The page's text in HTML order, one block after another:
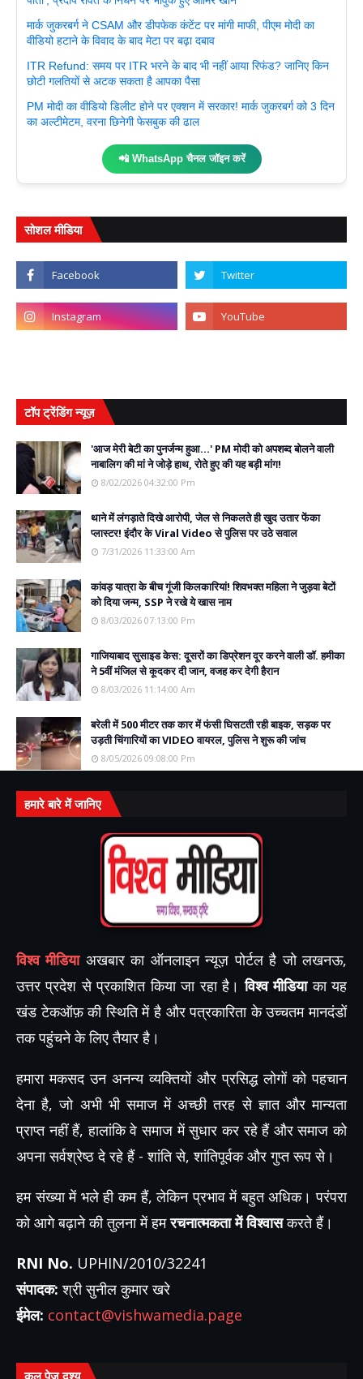
मार्क जुकरबर्ग ने CSAM और डीपफेक कंटेंट पर मांगी माफी, पीएम मोदी का
वीडियो हटाने के विवाद के बाद मेटा पर बढ़ा दबाव
ITR Refund: समय पर ITR भरने के बाद भी नहीं आया रिफंड? जानिए किन
छोटी गलतियों से अटक सकता है आपका पैसा
PM मोदी का वीडियो डिलीट होने पर एक्शन में सरकार! मार्क जुकरबर्ग को 3 दिन
का अल्टीमेटम, वरना छिनेगी फेसबुक की ढाल
📲 WhatsApp चैनल जॉइन करें
सोशल मीडिया
टॉप ट्रेंडिंग न्यूज़
'आज मेरी बेटी का पुनर्जन्म हुआ...' PM मोदी को अपशब्द बोलने वाली
नाबालिग की मां ने जोड़े हाथ, रोते हुए की यह बड़ी मांग!
8/02/2026 04:32:00 Pm
थाने में लंगड़ाते दिखे आरोपी, जेल से निकलते ही खुद उतार फेंका
प्लास्टर! इंदौर के Viral Video से पुलिस पर उठे सवाल
7/31/2026 11:33:00 Am
कांवड़ यात्रा के बीच गूंजी किलकारियां! शिवभक्त महिला ने जुड़वा बेटों
को दिया जन्म, SSP ने रखे ये खास नाम
8/03/2026 07:13:00 Pm
गाजियाबाद सुसाइड केस: दूसरों का डिप्रेशन दूर करने वाली डॉ. हमीका
ने 5वीं मंजिल से कूदकर दी जान, वजह कर देगी हैरान
8/03/2026 11:14:00 Am
बरेली में 500 मीटर तक कार में फंसी घिसटती रही बाइक, सड़क पर
उड़ती चिंगारियों का VIDEO वायरल, पुलिस ने शुरू की जांच
8/05/2026 09:08:00 Pm
हमारे बारे में जानिए
विश्व मीडियाअखबार का ऑनलाइन न्यूज़ पोर्टल है जो लखनऊ,
उत्तर प्रदेश से प्रकाशित किया जा रहा है।विश्व मीडियाका यह
खंड टेकऑफ़ की स्थिति में है और पत्रकारिता के उच्चतम मानदंडों
तक पहुंचने के लिए तैयार है।
हमारा मकसद उन अनन्य व्यक्तियों और प्रसिद्ध लोगों को पहचान
देना है, जो अभी भी समाज में अच्छी तरह से ज्ञात और मान्यता
प्राप्त नहीं हैं, हालांकि वे समाज में सुधार कर रहे हैं और समाज को
अपना सर्वश्रेष्ठ दे रहे हैं - शांति से, शांतिपूर्वक और गुप्त रूप से।
हम संख्या में भले ही कम हैं, लेकिन प्रभाव में बहुत अधिक। परंपरा
को आगे बढ़ाने की तुलना में हमरचनात्मकता में विश्वासकरते हैं।
RNI No. UPHIN/2010/32241
संपादक: श्री सुनील कुमार खरे
ईमेल: contact@vishwamedia.page